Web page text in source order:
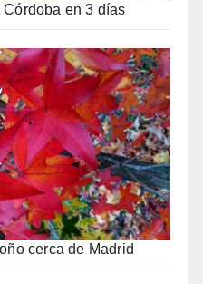
en 3 días
cerca de Madrid